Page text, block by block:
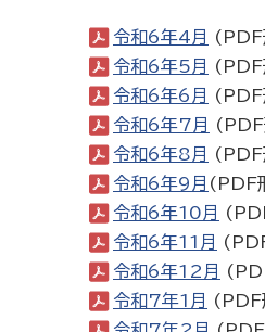
令和6年4月
(PDF
令和6年5月
(PDF
令和6年6月
(PDF
令和6年7月
(PDF
令和6年8月
(PDF
令和6年9月 (PDF
令和6年10月
令和6年11月
令和6年12月
令和7年1月
(PDF